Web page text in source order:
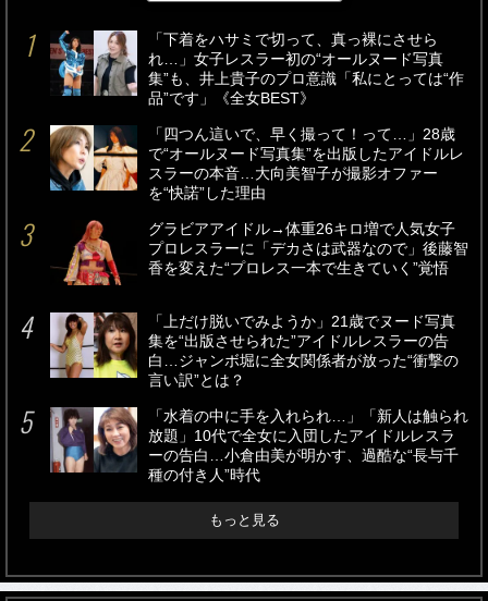
「下着をハサミで切って、真っ裸にさせら
れ…」女子レスラー初の“オールヌード写真
集”も、井上貴子のプロ意識「私にとっては“作
品”です」《全女BEST》
「四つん這いで、早く撮って！って…」28歳
で“オールヌード写真集”を出版したアイドルレ
スラーの本音…大向美智子が撮影オファー
を“快諾”した理由
グラビアアイドル→体重26キロ増で人気女子
プロレスラーに「デカさは武器なので」後藤智
香を変えた“プロレス一本で生きていく”覚悟
「上だけ脱いでみようか」21歳でヌード写真
集を“出版させられた”アイドルレスラーの告
白…ジャンボ堀に全女関係者が放った“衝撃の
言い訳”とは？
「水着の中に手を入れられ…」「新人は触られ
放題」10代で全女に入団したアイドルレスラ
ーの告白…小倉由美が明かす、過酷な“長与千
種の付き人”時代
もっと見る